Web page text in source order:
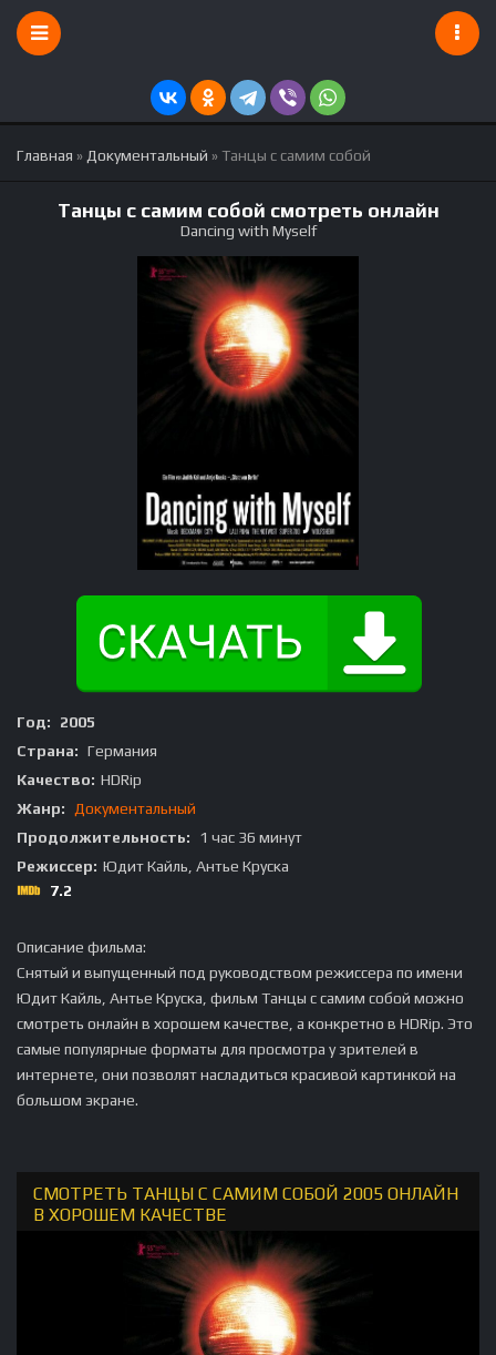
Главная » Документальный » Танцы с самим собой
Танцы с самим собой смотреть онлайн
Dancing with Myself
Год:
2005
Страна: Германия
Качество: HDRip
Жанр:
Документальный
Продолжительность:
1 час 36 минут
Режиссер: Юдит Кайль, Антье Круска
7.2
Описание фильма:
Снятый и выпущенный под руководством режиссера по имени
Юдит Кайль, Антье Круска, фильм Танцы с самим собой можно
смотреть онлайн в хорошем качестве, а конкретно в HDRip. Это
самые популярные форматы для просмотра у зрителей в
интернете, они позволят насладиться красивой картинкой на
большом экране.
СМОТРЕТЬ ТАНЦЫ С САМИМ СОБОЙ 2005 ОНЛАЙН
В ХОРОШЕМ КАЧЕСТВЕ